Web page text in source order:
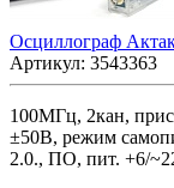
Осциллограф
Артикул: 3543363
100МГц, 2кан,
±50В, режим
2.0., ПО, пит. +6/